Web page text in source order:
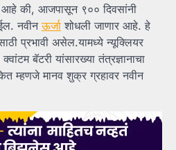
आहे की, आजपासून ९०० दिवसांनी
नवीनऊर्जा शोधली जाणार आहे. हे
प्रभावी असेल.यामध्ये न्यूक्लियर
बॅटरी यांसारख्या तंत्रज्ञानाचा
म्हणजे मानव शुक्र ग्रहावर नवीन